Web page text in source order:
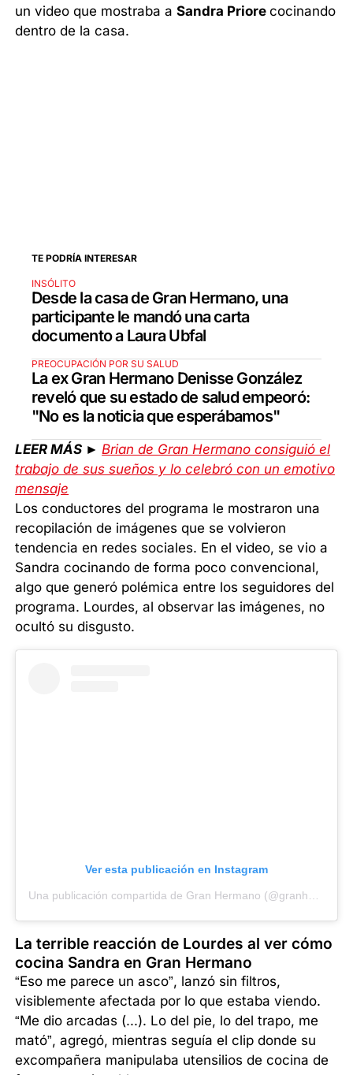
un video que mostraba aSandra Priorecocinando
dentro de la casa.
TE PODRÍA INTERESAR
INSÓLITO
Desde la casa de Gran Hermano, una
participante le mandó una carta
documento a Laura Ubfal
PREOCUPACIÓN POR SU SALUD
La ex Gran Hermano Denisse González
reveló que su estado de salud empeoró:
"No es la noticia que esperábamos"
LEER MÁS ► Brian de Gran Hermano consiguió el
trabajo de sus sueños y lo celebró con un emotivo
mensaje
Los conductores del programa le mostraron una
recopilación de imágenes que se volvieron
tendencia en redes sociales. En el video, se vio a
Sandra cocinando de forma poco convencional,
algo que generó polémica entre los seguidores del
programa. Lourdes, al observar las imágenes, no
ocultó su disgusto.
Ver esta publicación en Instagram
La terrible reacción de Lourdes al ver cómo
cocina Sandra en Gran Hermano
“Eso me parece un asco”, lanzó sin filtros,
visiblemente afectada por lo que estaba viendo.
“Me dio arcadas (...). Lo del pie, lo del trapo, me
mató”, agregó, mientras seguía el clip donde su
excompañera manipulaba utensilios de cocina de